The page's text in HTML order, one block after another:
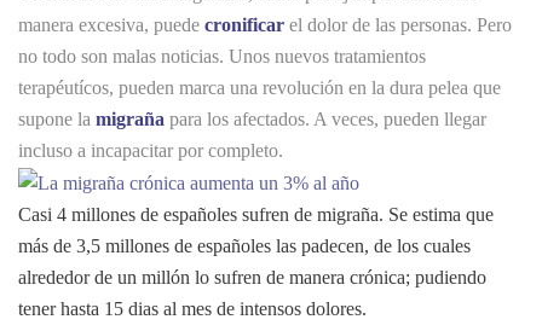
manera excesiva, puede cronificar el dolor de las personas. Pero
no todo son malas noticias. Unos nuevos tratamientos
terapéutícos, pueden marca una revolución en la dura pelea que
supone la migraña para los afectados. A veces, pueden llegar
incluso a incapacitar por completo.
Casi 4 millones de españoles sufren de migraña. Se estima que
más de 3,5 millones de españoles las padecen, de los cuales
alrededor de un millón lo sufren de manera crónica; pudiendo
tener hasta 15 dias al mes de intensos dolores.